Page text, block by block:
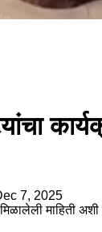
7, 2025
माहिती अशी